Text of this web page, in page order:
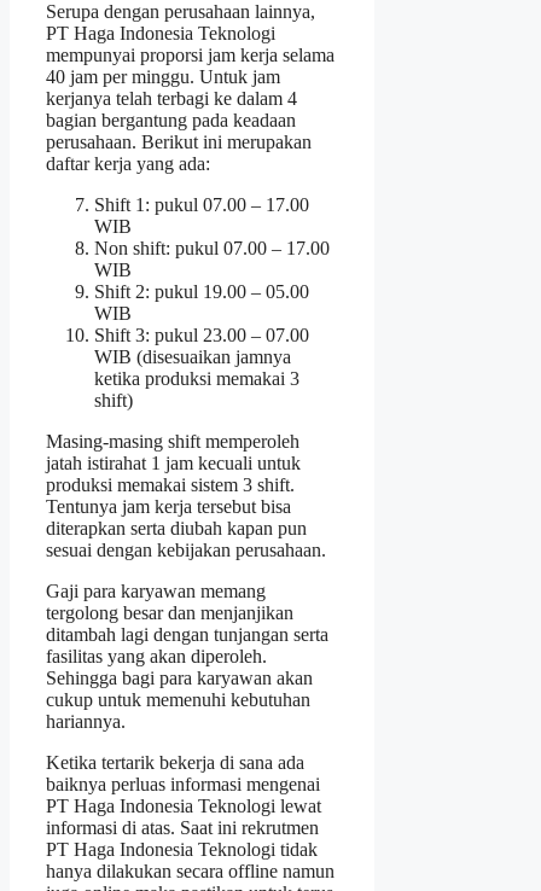
Serupa dengan perusahaan lainnya,
PT Haga Indonesia Teknologi
mempunyai proporsi jam kerja selama
40 jam per minggu. Untuk jam
kerjanya telah terbagi ke dalam 4
bagian bergantung pada keadaan
perusahaan. Berikut ini merupakan
daftar kerja yang ada:
Shift 1: pukul 07.00 – 17.00
WIB
Non shift: pukul 07.00 – 17.00
WIB
Shift 2: pukul 19.00 – 05.00
WIB
Shift 3: pukul 23.00 – 07.00
WIB (disesuaikan jamnya
ketika produksi memakai 3
shift)
Masing-masing shift memperoleh
jatah istirahat 1 jam kecuali untuk
produksi memakai sistem 3 shift.
Tentunya jam kerja tersebut bisa
diterapkan serta diubah kapan pun
sesuai dengan kebijakan perusahaan.
Gaji para karyawan memang
tergolong besar dan menjanjikan
ditambah lagi dengan tunjangan serta
fasilitas yang akan diperoleh.
Sehingga bagi para karyawan akan
cukup untuk memenuhi kebutuhan
hariannya.
Ketika tertarik bekerja di sana ada
baiknya perluas informasi mengenai
PT Haga Indonesia Teknologi lewat
informasi di atas. Saat ini rekrutmen
PT Haga Indonesia Teknologi tidak
hanya dilakukan secara offline namun